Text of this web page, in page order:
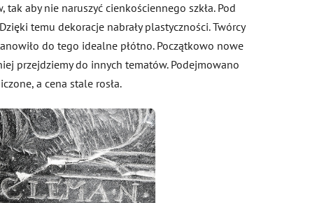
aby nie naruszyć cienkościennego szkła. Pod
temu dekoracje nabrały plastyczności. Twórcy
do tego idealne płótno. Początkowo nowe
przejdziemy do innych tematów. Podejmowano
a cena stale rosła.